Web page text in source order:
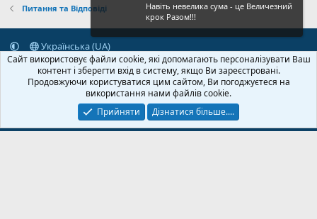
Питання та Відповіді
Українська (UA)
Зворотній зв'язок
Умови і правила
Політика конфіденційності
Дoпoмoга
Головна
R
S
S
© 2020-2026 FPVUA.ORG Розроблено:Magshifter
Навіть невелика сума - це Величезний
крок Разом!!!
Сайт використовує файли cookie, які допомагають персоналізувати Ваш
контент і зберегти вхід в систему, якщо Ви зареєстровані.
Продовжуючи користуватися цим сайтом, Ви погоджуєтеся на
використання нами файлів cookie.
Прийняти
Дізнатися більше....